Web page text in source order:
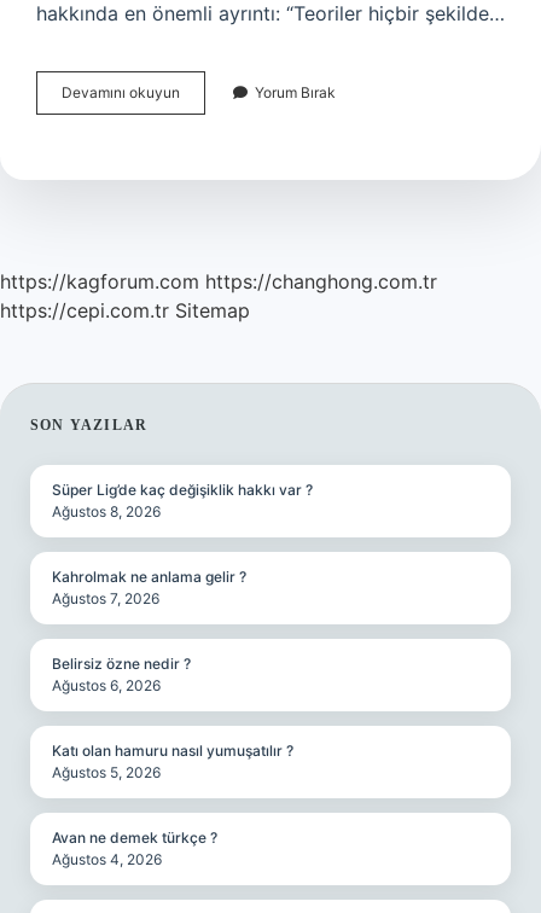
hakkında en önemli ayrıntı: “Teoriler hiçbir şekilde…
Devamını okuyun
Teoriye
Yorum Bırak
https://kagforum.com https://changhong.com.tr
https://cepi.com.tr Sitemap
SIDEBAR
SON YAZILAR
Süper Lig’de kaç değişiklik hakkı var ?
Ağustos 8, 2026
Kahrolmak ne anlama gelir ?
Ağustos 7, 2026
Belirsiz özne nedir ?
Ağustos 6, 2026
Katı olan hamuru nasıl yumuşatılır ?
Ağustos 5, 2026
Avan ne demek türkçe ?
Ağustos 4, 2026